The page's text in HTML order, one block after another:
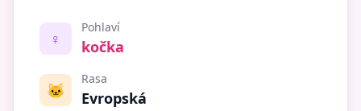
♀️
Pohlaví
kočka
🐱
Rasa
Evropská